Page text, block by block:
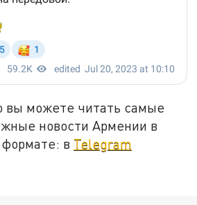
вы можете читать самые
новости Армении в
в Telegram